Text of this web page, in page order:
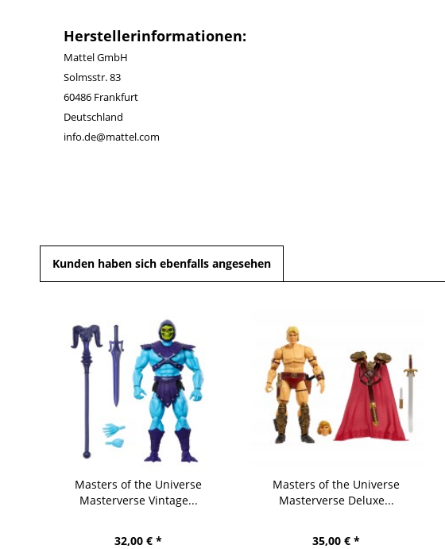
Herstellerinformationen:
Mattel GmbH
Solmsstr. 83
60486 Frankfurt
Deutschland
info.de@mattel.com
Kunden haben sich ebenfalls angesehen
Masters of the Universe
Masterverse Vintage...
32,00 € *
Masters of the Universe
Masterverse Deluxe...
35,00 € *